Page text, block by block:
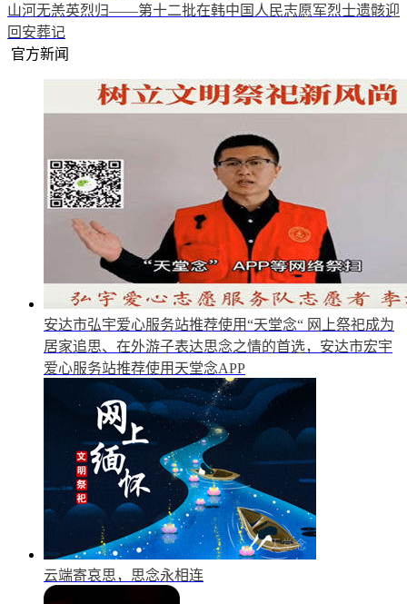
山河无恙英烈归——第十二批在韩中国人民志愿军烈士遗骸迎
回安葬记
官方新闻
安达市弘宇爱心服务站推荐使用“天堂念“ 网上祭祀成为
居家追思、在外游子表达思念之情的首选，安达市宏宇
爱心服务站推荐使用天堂念APP
云端寄哀思，思念永相连